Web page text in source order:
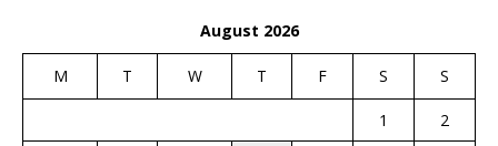
August 2026
M T W T F S S
1
2